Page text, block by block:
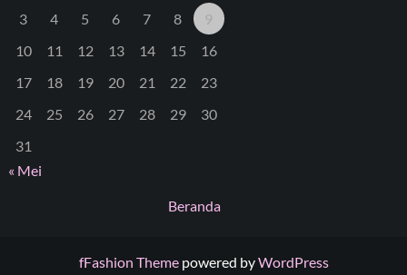
3
4 5 6 7 8
9
10
11 12 13 14 15
16
17
18 19 20 21 22
23
24
25 26 27 28 29
30
31
« Mei
Beranda
fFashion Themepowered byWordPress